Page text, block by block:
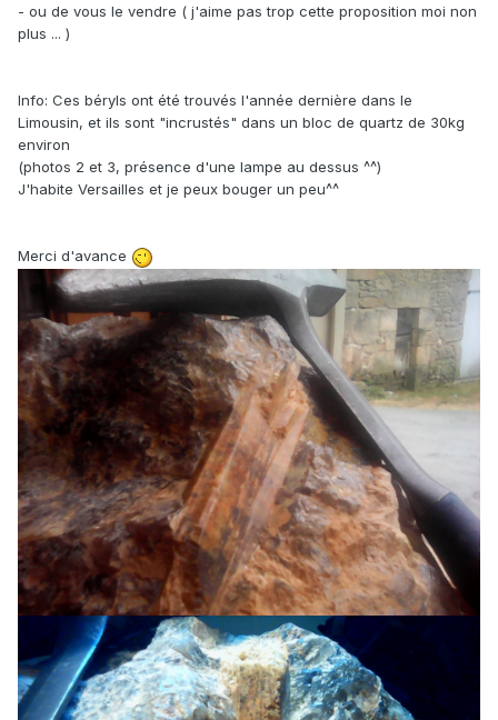
- ou de vous le vendre ( j'aime pas trop cette proposition moi non
plus ... )
Info: Ces béryls ont été trouvés l'année dernière dans le
Limousin, et ils sont "incrustés" dans un bloc de quartz de 30kg
environ
(photos 2 et 3, présence d'une lampe au dessus ^^)
J'habite Versailles et je peux bouger un peu^^
Merci d'avance